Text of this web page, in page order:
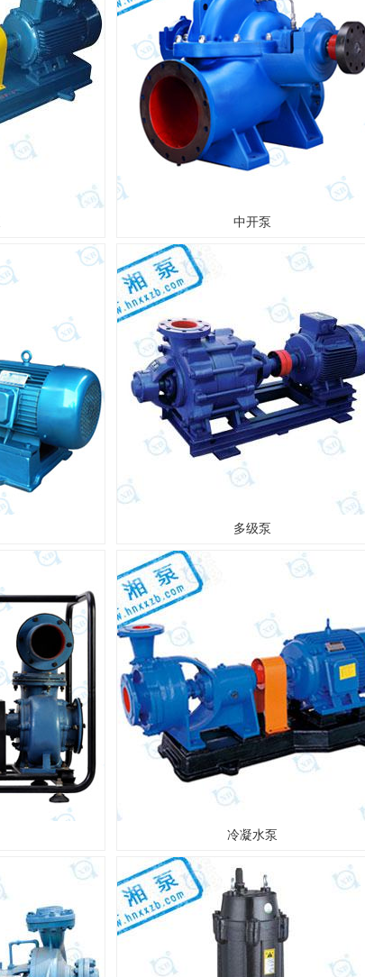
中开泵
多级泵
冷凝水泵